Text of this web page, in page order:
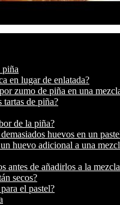
piña
en lugar de enlatada?
zumo de piña en una
tartas de piña?
de la piña?
huevos en un
huevo adicional a una
antes de añadirlos a la
secos?
el pastel?